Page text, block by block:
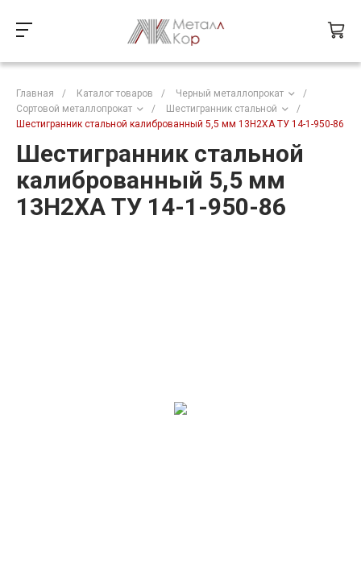
Главная / Каталог товаров / Черный металлопрокат
/
Сортовой металлопрокат
/ Шестигранник стальной
/
Шестигранник стальной калиброванный 5,5 мм 13Н2ХА ТУ 14-1-950-86
Шестигранник стальной
калиброванный 5,5 мм
13Н2ХА ТУ 14-1-950-86